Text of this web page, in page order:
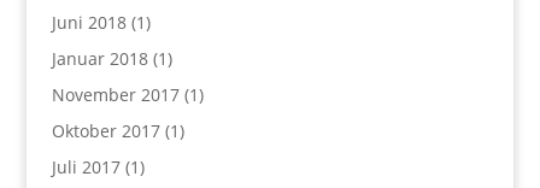
Juni 2018(1)
Januar 2018(1)
November 2017(1)
Oktober 2017(1)
Juli 2017(1)